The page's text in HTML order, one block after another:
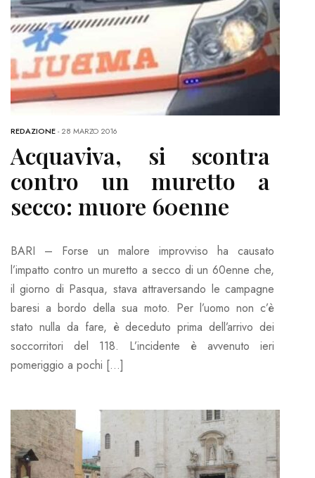
REDAZIONE-28 MARZO 2016
Acquaviva, si scontra
contro un muretto a
secco: muore 60enne
BARI – Forse un malore improvviso ha causato
l’impatto contro un muretto a secco di un 60enne che,
il giorno di Pasqua, stava attraversando le campagne
baresi a bordo della sua moto. Per l’uomo non c’è
stato nulla da fare, è deceduto prima dell’arrivo dei
soccorritori del 118. L’incidente è avvenuto ieri
pomeriggio a pochi […]